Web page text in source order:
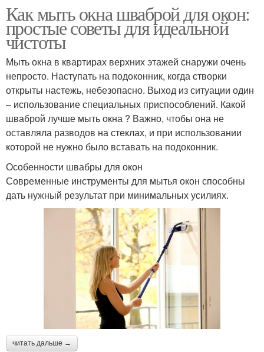
Как мыть окна шваброй для окон:
простые советы для идеальной
чистоты
Мыть окна в квартирах верхних этажей снаружи очень
непросто. Наступать на подоконник, когда створки
открыты настежь, небезопасно. Выход из ситуации один
– использование специальных приспособлений. Какой
шваброй лучше мыть окна ? Важно, чтобы она не
оставляла разводов на стеклах, и при использовании
которой не нужно было вставать на подоконник.
Особенности швабры для окон
Современные инструменты для мытья окон способны
дать нужный результат при минимальных усилиях.
читать дальше →